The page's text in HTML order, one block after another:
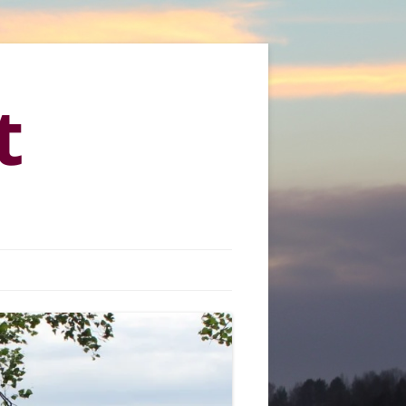
KYLÄMARKKINAT 2015
KYLÄMARKKINAT 2016